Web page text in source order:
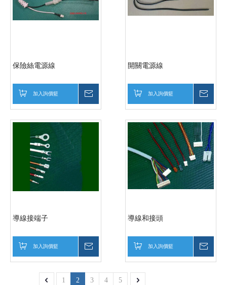
保險絲電源線
加入詢價籃
開關電源線
加入詢價籃
導線接端子
加入詢價籃
導線和接頭
加入詢價籃
1 2 3 4 5